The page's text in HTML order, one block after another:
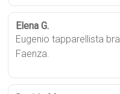
Elena G.
Eugenio tapparellista
Faenza.